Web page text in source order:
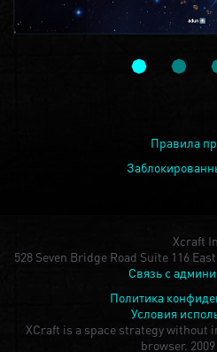
Правила
Xcraft
528 Seven Bridge Road Suite 116
Связь с
Политика
Условия
XCraft is a space strategy
browser.